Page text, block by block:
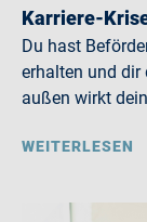
Karriere-
Du hast
erhalten und dir
außen wirkt
WEITERLESEN